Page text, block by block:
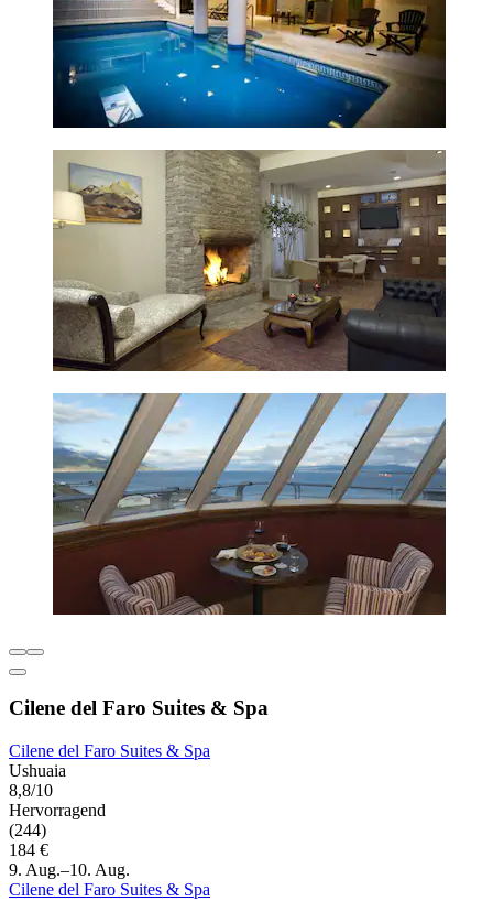
Cilene del Faro Suites & Spa
Cilene del Faro Suites & Spa
Ushuaia
8,8/10
Hervorragend
(244)
184 €
9. Aug.–10. Aug.
Cilene del Faro Suites & Spa